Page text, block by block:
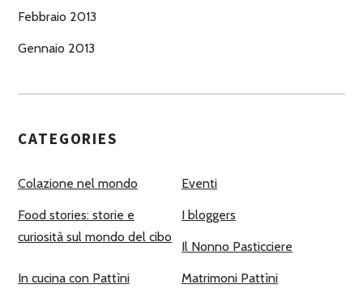
Febbraio 2013
Gennaio 2013
CATEGORIES
Colazione nel mondo Eventi
Food stories: storie e
curiosità sul mondo del cibo
I bloggers
Il Nonno Pasticciere
In cucina con Pattìni Matrimoni Pattìni